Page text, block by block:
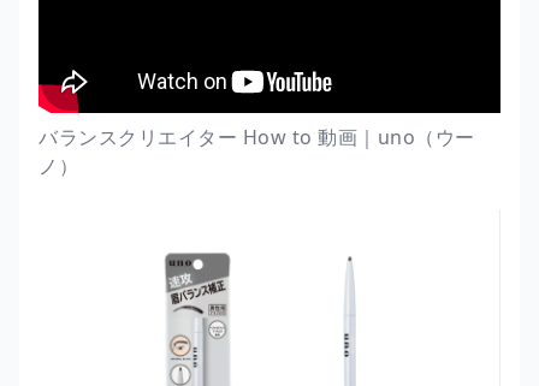
バランスクリエイター How to 動画｜uno（ウー
ノ）